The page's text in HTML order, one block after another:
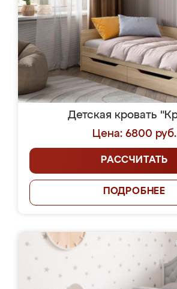
Детская кровать
Цена: 6800 руб.
РАССЧИТАТЬ
ПОДРОБНЕЕ